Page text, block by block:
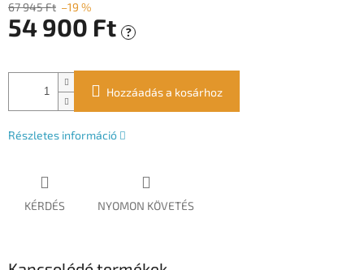
67 945 Ft –19 %
54 900 Ft ?
Hozzáadás a kosárhoz
Részletes információ
KÉRDÉS NYOMON KÖVETÉS